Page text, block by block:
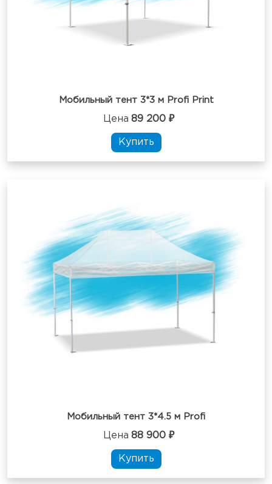
Мобильный тент 3*3 м Profi Print
Цена 89 200 ₽
Купить
Мобильный тент 3*4.5 м Profi
Цена 88 900 ₽
Купить